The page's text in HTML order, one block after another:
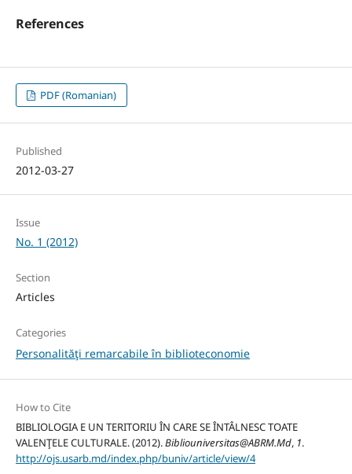
References
PDF (Romanian)
Published
2012-03-27
Issue
No. 1 (2012)
Section
Articles
Categories
Personalităţi remarcabile în biblioteconomie
How to Cite
BIBLIOLOGIA E UN TERITORIU ÎN CARE SE ÎNTÂLNESC TOATE
VALENŢELE CULTURALE. (2012).Bibliouniversitas@ABRM.Md, 1.
http://ojs.usarb.md/index.php/buniv/article/view/4